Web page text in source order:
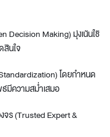
Making) มุ่งเน้นใช้
สินใจ
โดยกำหนด
ความสม่ำเสมอ
จร (Trusted Expert &